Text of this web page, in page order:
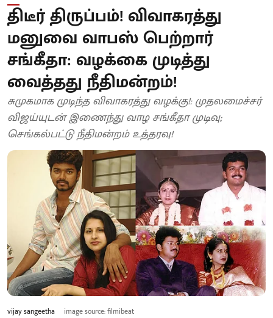
திடீர் திருப்பம்! விவாகரத்து
மனுவை வாபஸ் பெற்றார்
சங்கீதா: வழக்கை முடித்து
வைத்தது நீதிமன்றம்!
சுமுகமாக முடிந்த விவாகரத்து வழக்கு!: முதலமைச்சர்
விஜய்யுடன் இணைந்து வாழ சங்கீதா முடிவு;
செங்கல்பட்டு நீதிமன்றம் உத்தரவு!
vijay sangeetha image source: filmibeat